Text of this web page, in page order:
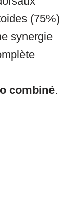
(75%)
synergie
combiné.